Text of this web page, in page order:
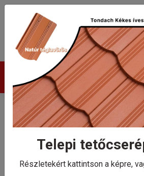
Termékek
Tondach Kékes
szellőzőcserép
Tondach Kékes íves
Telepi
Részletekért kattintson a képre,